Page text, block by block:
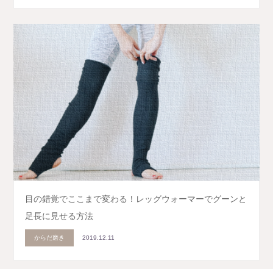
目の錯覚でここまで変わる！レッグウォーマーでグーンと
足長に見せる方法
からだ磨き 2019.12.11